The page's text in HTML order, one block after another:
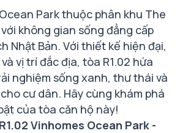
Parkthuộc phân khu The
không gian sống đẳng cấp
Nhật Bản. Với thiết kế hiện đại,
vị trí đắc địa, tòa R1.02 hứa
nghiệm sống xanh, thư thái và
cư dân. Hãy cùng khám phá
của tòa căn hộ này!
Vinhomes Ocean Park -